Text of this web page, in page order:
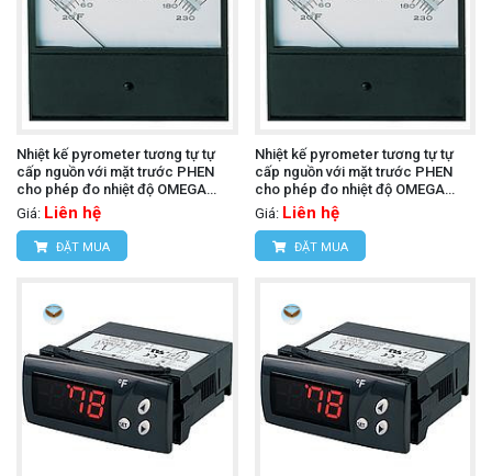
Nhiệt kế pyrometer tương tự tự
cấp nguồn với mặt trước PHEN
cho phép đo nhiệt độ OMEGA
7045-E-300 (E, 4.5 in Parallax)
Giá: Liên hệ
ĐẶT MUA
Nhiệt kế pyrometer tương tự tự
cấp nguồn với mặt trước PHEN
cho phép đo nhiệt độ OMEGA
7045-J-225 (J, 4.5 in Parallax)
Giá: Liên hệ
ĐẶT MUA